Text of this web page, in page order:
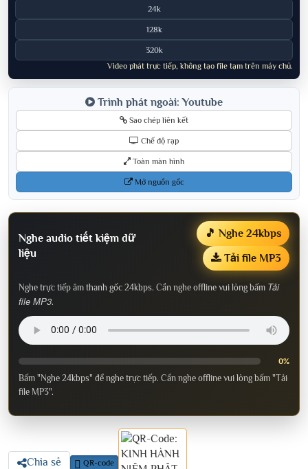
24k
128k
320k
Video phát trực tiếp, không tạo file tạm trên máy chủ.
Trình phát ngoài: Youtube
Sao chép liên kết
Chế độ rạp
Toàn màn hình
Mở nguồn gốc
Nghe audio tiết kiệm dữ
liệu
🎵 Nghe 24kbps
Tải file MP3
Nghe trực tiếp âm thanh gốc 24kbps. Cần nghe offline vui lòng bấm Tải
file MP3.
0%
Bấm "Nghe 24kbps" để nghe trực tiếp. Cần nghe offline vui lòng bấm "Tải
file MP3".
Chia sẻ QR-code